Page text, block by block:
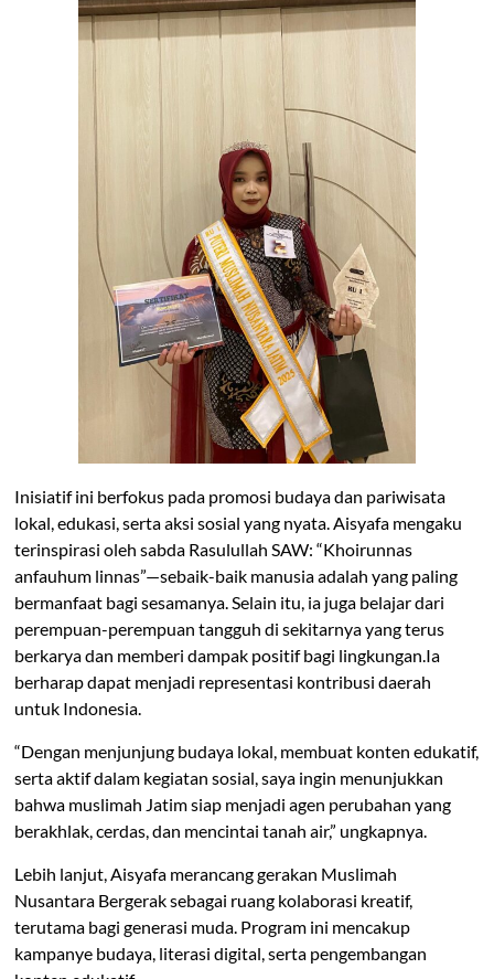
Inisiatif ini berfokus pada promosi budaya dan pariwisata
lokal, edukasi, serta aksi sosial yang nyata. Aisyafa mengaku
terinspirasi oleh sabda Rasulullah SAW: “Khoirunnas
anfauhum linnas”—sebaik-baik manusia adalah yang paling
bermanfaat bagi sesamanya. Selain itu, ia juga belajar dari
perempuan-perempuan tangguh di sekitarnya yang terus
berkarya dan memberi dampak positif bagi lingkungan.Ia
berharap dapat menjadi representasi kontribusi daerah
untuk Indonesia.
“Dengan menjunjung budaya lokal, membuat konten edukatif,
serta aktif dalam kegiatan sosial, saya ingin menunjukkan
bahwa muslimah Jatim siap menjadi agen perubahan yang
berakhlak, cerdas, dan mencintai tanah air,” ungkapnya.
Lebih lanjut, Aisyafa merancang gerakan Muslimah
Nusantara Bergerak sebagai ruang kolaborasi kreatif,
terutama bagi generasi muda. Program ini mencakup
kampanye budaya, literasi digital, serta pengembangan